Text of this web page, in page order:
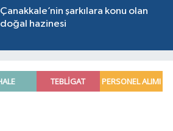
Çanakkale’nin şarkılara konu olan
doğal hazinesi